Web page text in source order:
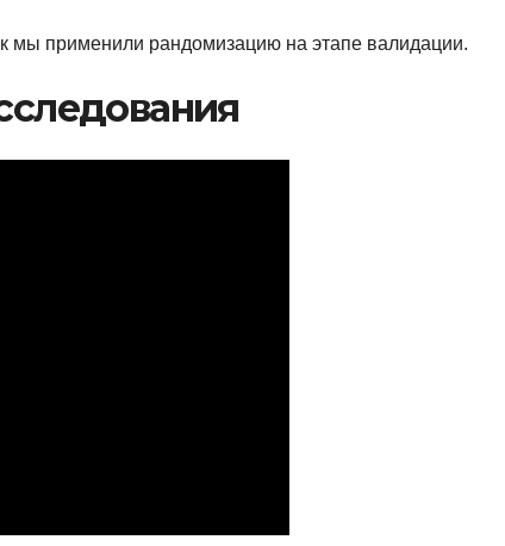
мы применили рандомизацию на этапе валидации.